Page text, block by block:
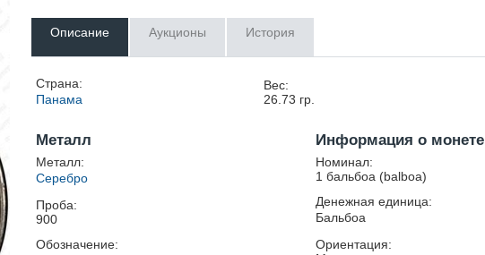
Описание Аукционы История
Страна:
Панама
Вес:
26.73 гр.
Металл
Металл:
Серебро
Проба:
900
Обозначение:
Информация о монете
Номинал:
1 бальбоа (balboa)
Денежная единица:
Бальбоа
Ориентация: